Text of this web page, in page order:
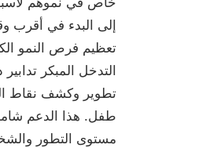
خاص في نموهم
إلى البدء في
تعظيم فرص النمو
التدخل المبكر
تطوير وكشف نقاط
طفل. هذا الدعم
مستوى التطور